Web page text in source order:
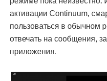
активации Continuum,
пользоваться в обычном
отвечать на сообщения,
приложения.